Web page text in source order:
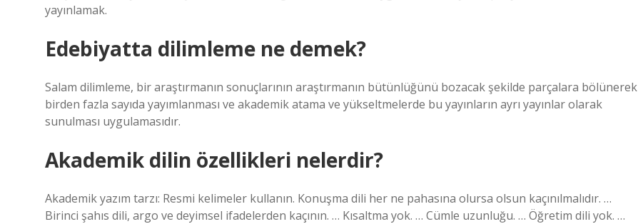
yayınlamak.
Edebiyatta dilimleme ne demek?
Salam dilimleme, bir araştırmanın sonuçlarının araştırmanın bütünlüğünü bozacak şekilde parçalara bölünerek
birden fazla sayıda yayımlanması ve akademik atama ve yükseltmelerde bu yayınların ayrı yayınlar olarak
sunulması uygulamasıdır.
Akademik dilin özellikleri nelerdir?
Akademik yazım tarzı: Resmi kelimeler kullanın. Konuşma dili her ne pahasına olursa olsun kaçınılmalıdır. …
Birinci şahıs dili, argo ve deyimsel ifadelerden kaçının. … Kısaltma yok. … Cümle uzunluğu. … Öğretim dili yok. …